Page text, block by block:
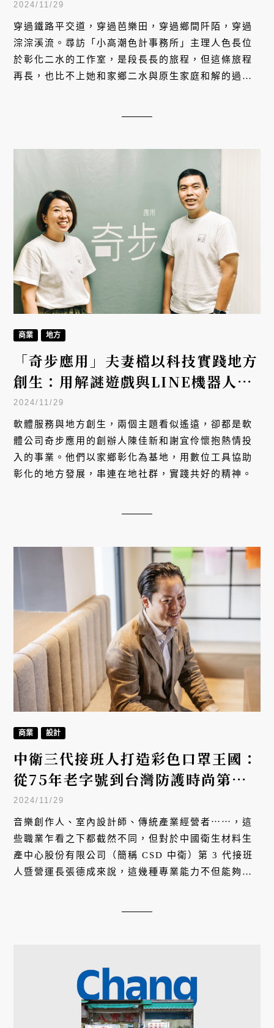
個二水故事
2024/11/29
穿過鐵路平交道，穿過芭樂田，穿過鄉間阡陌，穿過
淙淙溪流。尋訪「小高潮色計事務所」主理人色長位
於彰化二水的工作室，是段長長的旅程，但這條旅程
再長，也比不上她和家鄉二水與原生家庭和解的過
商業 地方
「奇步應用」夫妻檔以科技實踐地方
創生：用解謎遊戲與LINE機器人重
新定義彰化
2024/11/29
軟體服務與地方創生，兩個主題看似遙遠，卻都是軟
體公司奇步應用的創辦人陳佳新和謝宜伶懷抱熱情投
入的事業。他們以家鄉彰化為基地，用數位工具協助
彰化的地方發展，串連在地社群，實踐共好的精神。
商業 設計
中衛三代接班人打造彩色口罩王國：
從75年老字號到台灣防護時尚第一
品牌
2024/11/29
音樂創作人、室內設計師、傳統產業經營者⋯⋯，這
些職業乍看之下都截然不同，但對於中國衛生材料生
產中心股份有限公司（簡稱 CSD 中衛）第 3 代接班
人暨營運長張德成來說，這幾種專業能力不但能夠相